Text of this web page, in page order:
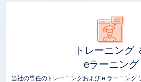
トレーニング
eラーニング
当社の専任のトレーニングおよび e ラーニング